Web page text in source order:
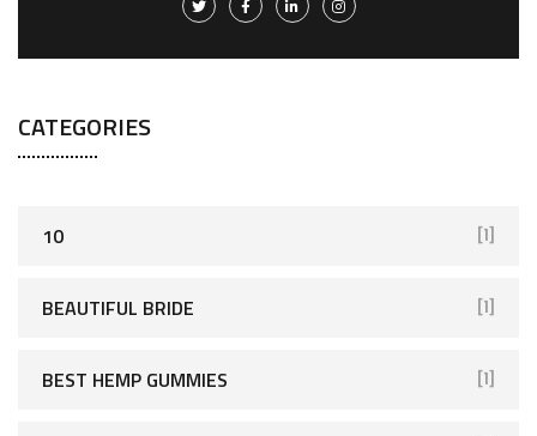
CATEGORIES
10 [1]
BEAUTIFUL BRIDE [1]
BEST HEMP GUMMIES [1]